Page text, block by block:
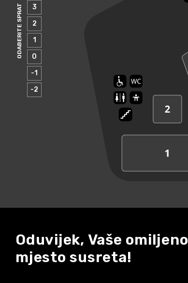
ODABERITE SPRAT
3
2
1
0
-1
-2
Oduvijek, Vaše omiljeno
mjesto susreta!